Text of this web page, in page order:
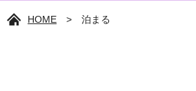
HOME > 泊まる